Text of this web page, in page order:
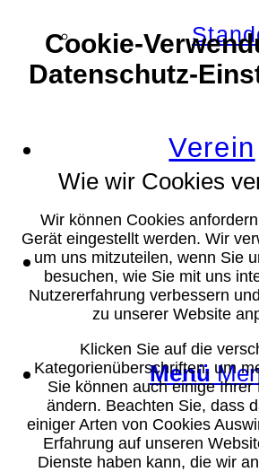
Verein
Suche
Menü
Cookie-
Datenschutz-
Wie wir Cookies
Wir können Cookies
Gerät eingestellt werden. Wir
um uns mitzuteilen, wenn Sie
besuchen, wie Sie mit uns
Nutzererfahrung verbessern
zu unserer Website
Klicken Sie auf die
Kategorienüberschriften, um
Sie können auch einige Ihrer
ändern. Beachten Sie, dass
einiger Arten von Cookies
Erfahrung auf unseren
Dienste haben kann, die wir